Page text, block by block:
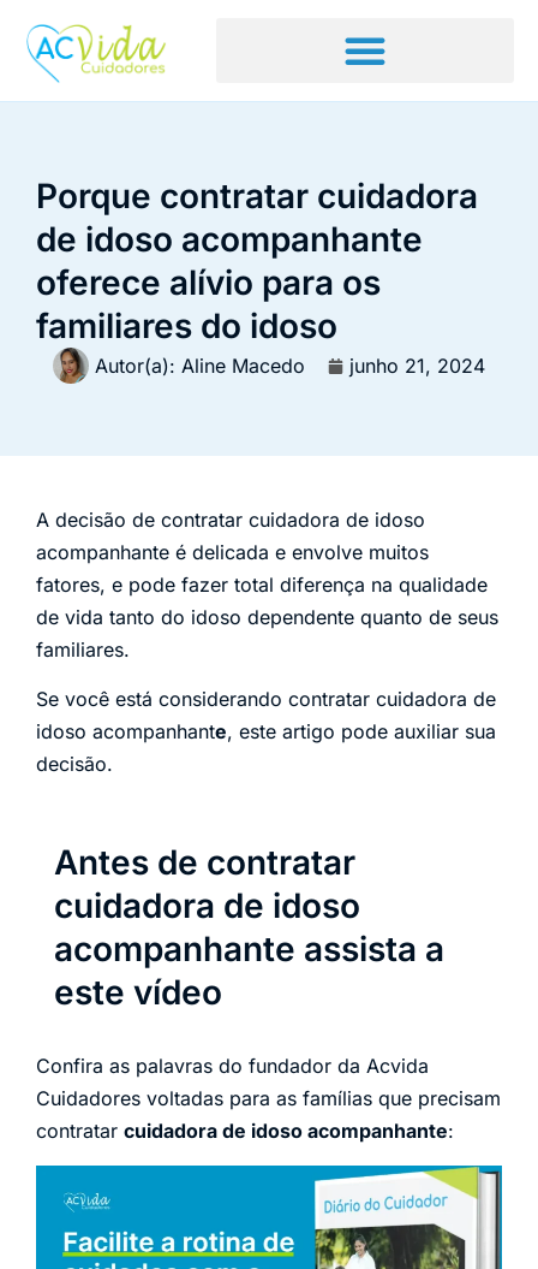
Porque contratar cuidadora
de idoso acompanhante
oferece alívio para os
familiares do idoso
Autor(a): Aline Macedo junho 21, 2024
A decisão de contratar cuidadora de idoso
acompanhante é delicada e envolve muitos
fatores, e pode fazer total diferença na qualidade
de vida tanto do idoso dependente quanto de seus
familiares.
Se você está considerando contratar cuidadora de
idoso acompanhante, este artigo pode auxiliar sua
decisão.
Antes de contratar
cuidadora de idoso
acompanhante assista a
este vídeo
Confira as palavras do fundador da Acvida
Cuidadores voltadas para as famílias que precisam
contratar cuidadora de idoso acompanhante: